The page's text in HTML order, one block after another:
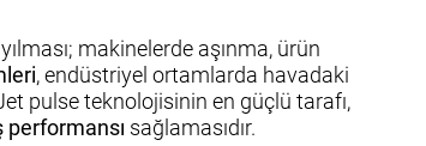
makinelerde aşınma, ürün
, endüstriyel ortamlarda havadaki
pulse teknolojisinin en güçlü tarafı,
sağlamasıdır.